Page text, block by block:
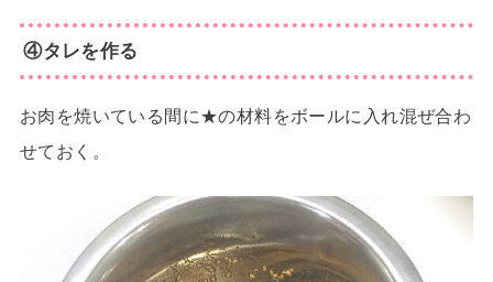
④タレを作る
お肉を焼いている間に★の材料をボールに入れ混ぜ合わ
せておく。